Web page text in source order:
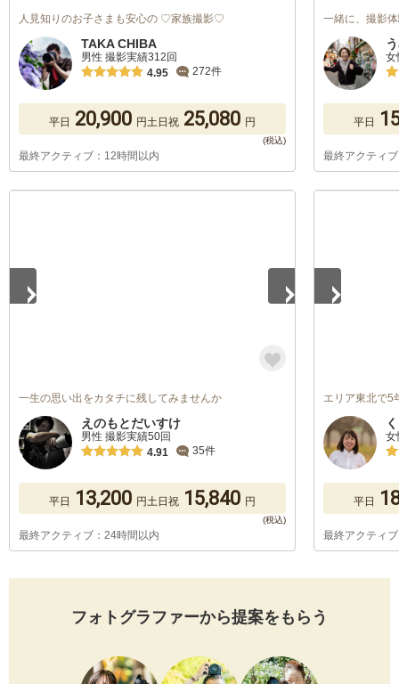
人見知りのお子さまも安心の ♡家族撮影♡
TAKA CHIBA
男性 撮影実績312回
4.95
272件
平日 20,900 円土日祝 25,080 円
最終アクティブ：12時間以内
一緒に、撮影
女
平日
最終アクティ
一生の思い出をカタチに残してみませんか
えのもとだいすけ
男性 撮影実績50回
4.91
35件
平日 13,200 円土日祝 15,840 円
最終アクティブ：24時間以内
エリア東北で5
女
平日
最終アクティ
フォトグラファーから提案をもらう